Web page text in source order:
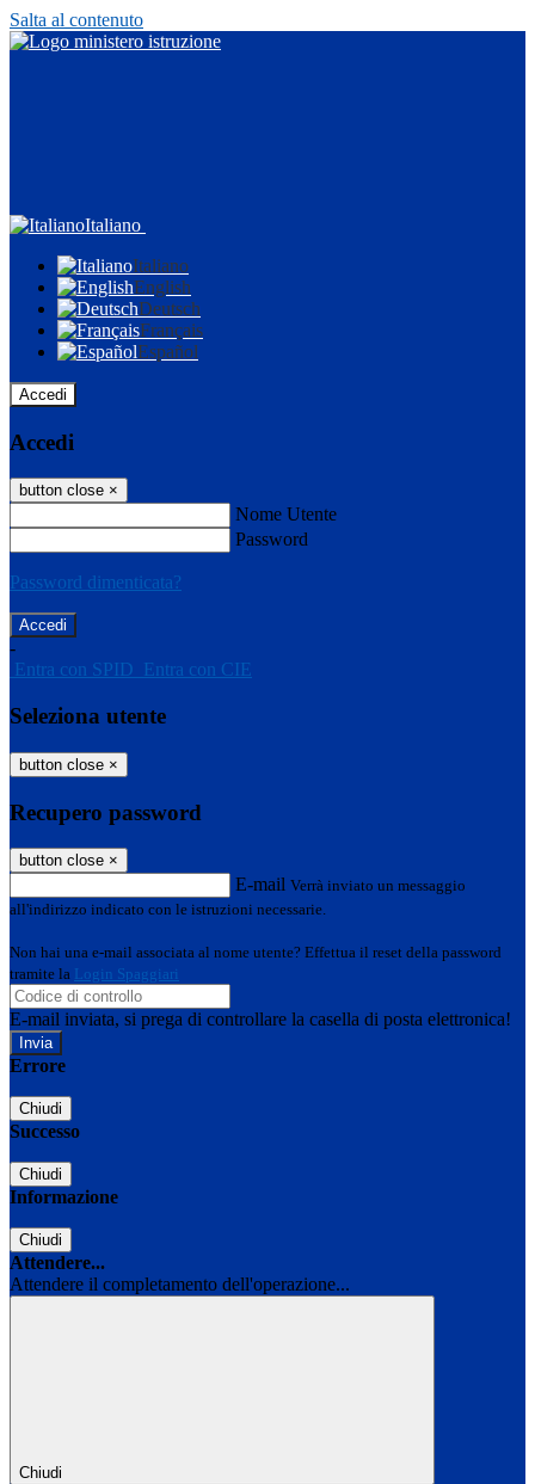
Salta al contenuto
Italiano
Italiano
English
Deutsch
Français
Español
Accedi
Accedi
button close ×
Nome Utente
Password
Password dimenticata?
-
Entra con SPID Entra con CIE
Seleziona utente
button close ×
Recupero password
button close ×
E-mail Verrà inviato un messaggio
all'indirizzo indicato con le istruzioni necessarie.
Non hai una e-mail associata al nome utente? Effettua il reset della password
tramite la Login Spaggiari
E-mail inviata, si prega di controllare la casella di posta elettronica!
Errore
Chiudi
Successo
Chiudi
Informazione
Chiudi
Attendere...
Attendere il completamento dell'operazione...
Chiudi